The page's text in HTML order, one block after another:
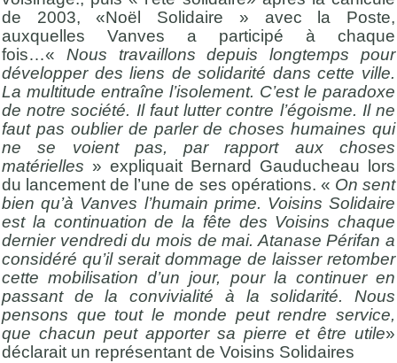
de 2003, «Noël Solidaire » avec la Poste,
auxquelles Vanves a participé à chaque
fois…« Nous travaillons depuis longtemps pour
développer des liens de solidarité dans cette ville.
La multitude entraîne l’isolement. C’est le paradoxe
de notre société. Il faut lutter contre l’égoisme. Il ne
faut pas oublier de parler de choses humaines qui
ne se voient pas, par rapport aux choses
matérielles » expliquait Bernard Gauducheau lors
du lancement de l’une de ses opérations. « On sent
bien qu’à Vanves l’humain prime. Voisins Solidaire
est la continuation de la fête des Voisins chaque
dernier vendredi du mois de mai. Atanase Périfan a
considéré qu’il serait dommage de laisser retomber
cette mobilisation d’un jour, pour la continuer en
passant de la convivialité à la solidarité. Nous
pensons que tout le monde peut rendre service,
que chacun peut apporter sa pierre et être utile»
déclarait un représentant de Voisins Solidaires